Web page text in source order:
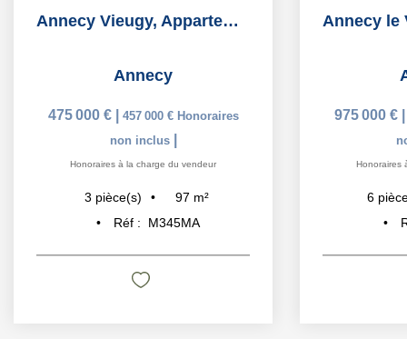
Annecy Vieugy, Appartement en Rez-de-Jardin de 97 m2
Annecy
475 000 € 457 000 € Honoraires
non inclus
Honoraires à la charge du vendeur
3 pièce(s) 97 m²
Réf :
M345MA
975 000 €
Honoraires
6